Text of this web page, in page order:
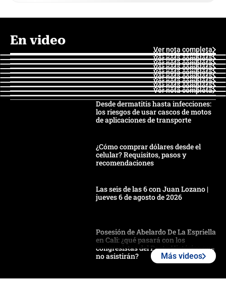
En video
Ver nota completa
Ver nota completa
Ver nota completa
Ver nota completa
Ver nota completa
Ver nota completa
Ver nota completa
Ver nota completa
Ver nota completa
Ver nota completa
Desde dermatitis hasta infecciones:
los riesgos de usar cascos de motos
de aplicaciones de transporte
¿Cómo comprar dólares desde el
celular? Requisitos, pasos y
recomendaciones
Las seis de las 6 con Juan Lozano |
jueves 6 de agosto de 2026
Posesión de Abelardo De La Espriella
en Cali: ¿qué pasará con los
congresistas del Pacto Histórico que
no asistirán?
Más videos